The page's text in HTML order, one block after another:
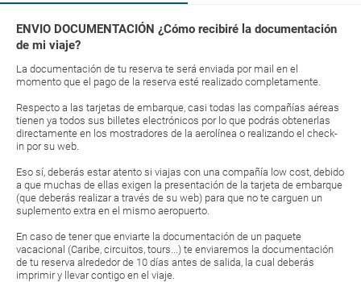
ENVIO DOCUMENTACIÓN ¿Cómo recibiré la documentación
de mi viaje?
La documentación de tu reserva te será enviada por mail en el
momento que el pago de la reserva esté realizado completamente.
Respecto a las tarjetas de embarque, casi todas las compañías aéreas
tienen ya todos sus billetes electrónicos por lo que podrás obtenerlas
directamente en los mostradores de la aerolínea o realizando el check-
in por su web.
Eso sí, deberás estar atento si viajas con una compañía low cost, debido
a que muchas de ellas exigen la presentación de la tarjeta de embarque
(que deberás realizar a través de su web) para que no te carguen un
suplemento extra en el mismo aeropuerto.
En caso de tener que enviarte la documentación de un paquete
vacacional (Caribe, circuitos, tours...) te enviaremos la documentación
de tu reserva alrededor de 10 días antes de salida, la cual deberás
imprimir y llevar contigo en el viaje.